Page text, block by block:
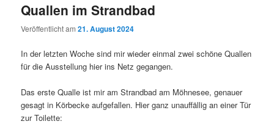
Quallen im Strandbad
Veröffentlicht am21. August 2024
In der letzten Woche sind mir wieder einmal zwei schöne Quallen
für die Ausstellung hier ins Netz gegangen.
Das erste Qualle ist mir am Strandbad am Möhnesee, genauer
gesagt in Körbecke aufgefallen. Hier ganz unauffällig an einer Tür
zur Toilette: